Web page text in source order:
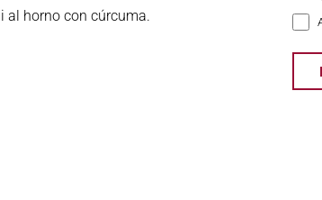
al horno con cúrcuma.